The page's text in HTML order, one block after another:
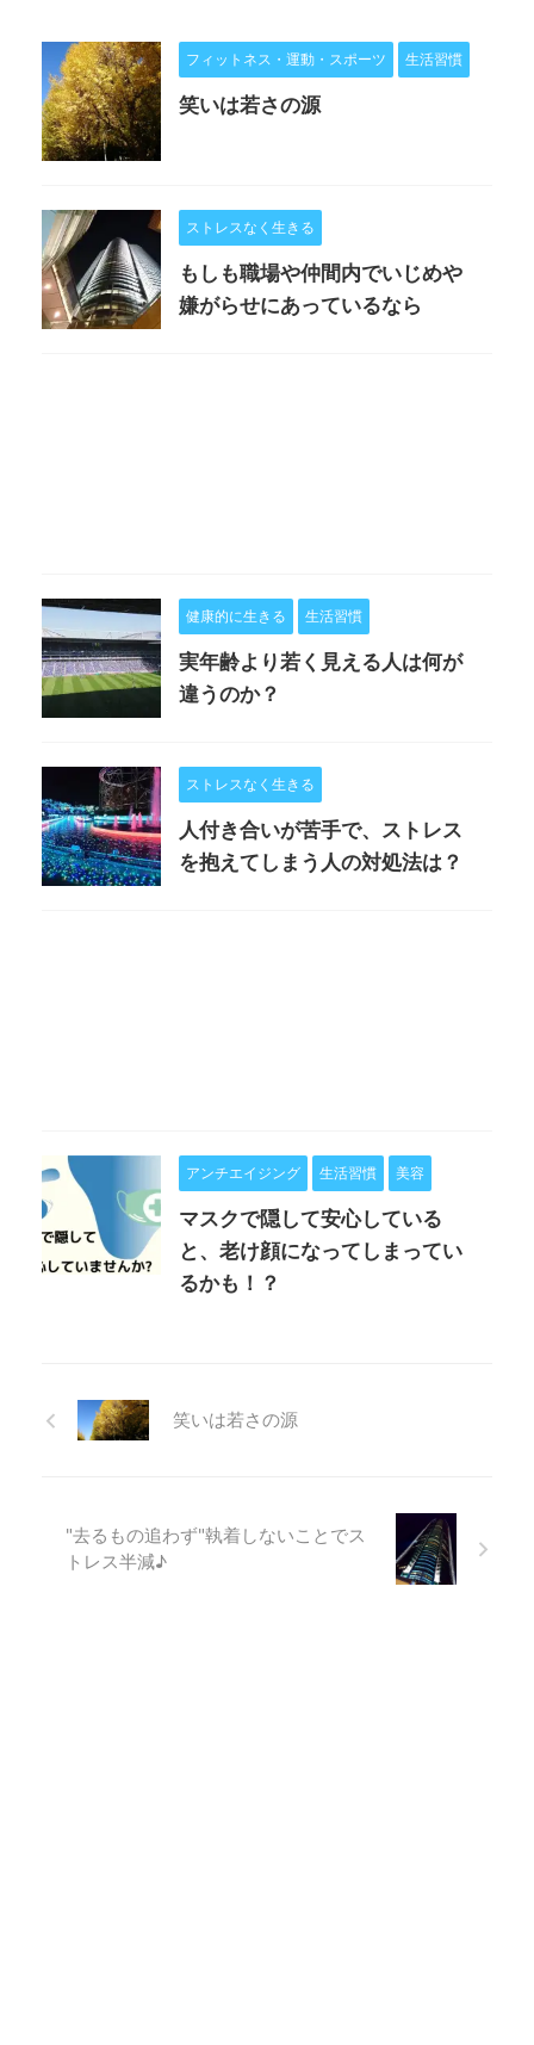
フィットネス・運動・スポーツ 生活習慣
笑いは若さの源
ストレスなく生きる
もしも職場や仲間内でいじめや
嫌がらせにあっているなら
健康的に生きる 生活習慣
実年齢より若く見える人は何が
違うのか？
ストレスなく生きる
人付き合いが苦手で、ストレス
を抱えてしまう人の対処法は？
アンチエイジング 生活習慣 美容
マスクで隠して安心している
と、老け顔になってしまってい
るかも！？
笑いは若さの源
"去るもの追わず"執着しないことでス
トレス半減♪